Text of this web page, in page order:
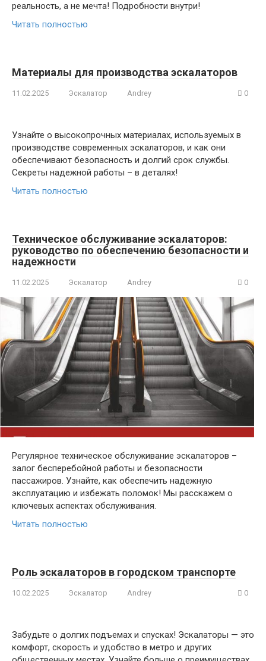
реальность, а не мечта! Подробности внутри!
Читать полностью
Материалы для производства эскалаторов
11.02.2025 Эскалатор Andrey 0
Узнайте о высокопрочных материалах, используемых в
производстве современных эскалаторов, и как они
обеспечивают безопасность и долгий срок службы.
Секреты надежной работы – в деталях!
Читать полностью
Техническое обслуживание эскалаторов:
руководство по обеспечению безопасности и
надежности
11.02.2025 Эскалатор Andrey 0
Регулярное техническое обслуживание эскалаторов –
залог бесперебойной работы и безопасности
пассажиров. Узнайте, как обеспечить надежную
эксплуатацию и избежать поломок! Мы расскажем о
ключевых аспектах обслуживания.
Читать полностью
Роль эскалаторов в городском транспорте
10.02.2025 Эскалатор Andrey 0
Забудьте о долгих подъемах и спусках! Эскалаторы — это
комфорт, скорость и удобство в метро и других